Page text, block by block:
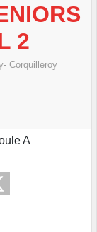
2
Corquilleroy
A